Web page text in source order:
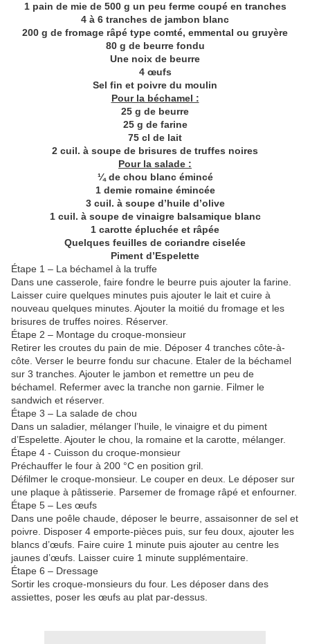
1 pain de mie de 500 g un peu ferme coupé en tranches
4 à 6 tranches de jambon blanc
200 g de fromage râpé type comté, emmental ou gruyère
80 g de beurre fondu
Une noix de beurre
4 œufs
Sel fin et poivre du moulin
Pour la béchamel :
25 g de beurre
25 g de farine
75 cl de lait
2 cuil. à soupe de brisures de truffes noires
Pour la salade :
¼ de chou blanc émincé
1 demie romaine émincée
3 cuil. à soupe d’huile d’olive
1 cuil. à soupe de vinaigre balsamique blanc
1 carotte épluchée et râpée
Quelques feuilles de coriandre ciselée
Piment d’Espelette
Étape 1 – La béchamel à la truffe
Dans une casserole, faire fondre le beurre puis ajouter la farine.
Laisser cuire quelques minutes puis ajouter le lait et cuire à
nouveau quelques minutes. Ajouter la moitié du fromage et les
brisures de truffes noires. Réserver.
Étape 2 – Montage du croque-monsieur
Retirer les croutes du pain de mie. Déposer 4 tranches côte-à-
côte. Verser le beurre fondu sur chacune. Etaler de la béchamel
sur 3 tranches. Ajouter le jambon et remettre un peu de
béchamel. Refermer avec la tranche non garnie. Filmer le
sandwich et réserver.
Étape 3 – La salade de chou
Dans un saladier, mélanger l’huile, le vinaigre et du piment
d’Espelette. Ajouter le chou, la romaine et la carotte, mélanger.
Étape 4 - Cuisson du croque-monsieur
Préchauffer le four à 200 °C en position gril.
Défilmer le croque-monsieur. Le couper en deux. Le déposer sur
une plaque à pâtisserie. Parsemer de fromage râpé et enfourner.
Étape 5 – Les œufs
Dans une poêle chaude, déposer le beurre, assaisonner de sel et
poivre. Disposer 4 emporte-pièces puis, sur feu doux, ajouter les
blancs d’œufs. Faire cuire 1 minute puis ajouter au centre les
jaunes d’œufs. Laisser cuire 1 minute supplémentaire.
Étape 6 – Dressage
Sortir les croque-monsieurs du four. Les déposer dans des
assiettes, poser les œufs au plat par-dessus.